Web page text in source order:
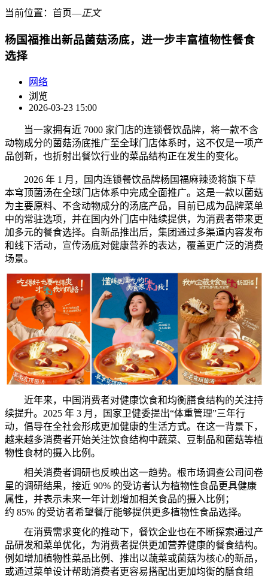
当前位置： 首页―正文
杨国福推出新品菌菇汤底，进一步丰富植物性餐食
选择
网络
浏览
2026-03-23 15:00
当一家拥有近 7000 家门 店的连锁餐饮品牌， 将一款不含
动物成分的菌菇汤底推广至全球门 店体系时， 这不仅是一项产
品创 新，也折射出餐饮行业的菜品结构正在发生的变化。
2026 年 1 月， 国内连锁餐饮品牌杨国福麻辣烫将旗下草
本穹顶菌汤在全球门 店体系中完成全面推广。 这是一款以菌菇
为主要原料、不含动物成分的汤底产品，目前已成为品牌菜单
中的常驻选项， 并在 国内外门 店中陆续提供， 为消费者带来更
加多元的餐食选择。
自新品推出后，集团通过多渠道内容发布
和线下活动，宣传汤底对健康营养的表达，覆盖更广泛的消费
场景。
近年来，中 国消费者对健康饮食和均衡膳食结构的关注持
续提升。2025 年 3 月， 国 家卫健委提出“体重管理”三年行
动，倡导在全社会形成更加健康的生活方式。在这一背景下，
越来越多消费者开始关注饮食结构中蔬菜、豆制品和菌菇等植
物性食材的摄入比例。
相关消费者调研也反映出这一趋势。 根市场调查公司问卷
星的调研结果，接近 90% 的受访者认为植物性食品更具健康
属性， 并表示未来一年计划 增加相关食品的摄入比例；
约 85% 的受访者希望餐厅能够提供更多植物性食品选择。
在消费需求变化的推动下，餐饮企业也在不断探索通过产
品研发和菜单优化， 为消费者提供更加营养健康的餐食结构。
例如增加植物性菜品比例、推出以蔬菜或菌菇为核心的新品，
或通过菜单设计帮助消费者更容易搭配出更加均衡的膳食组